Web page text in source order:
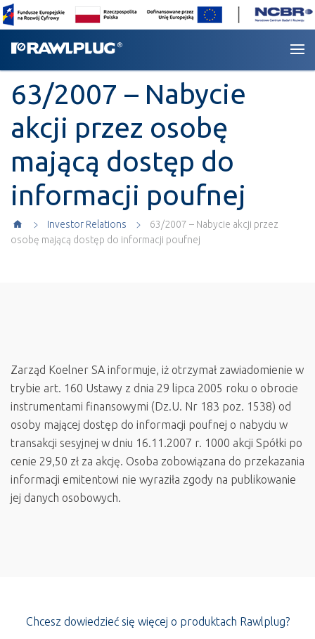
63/2007 – Nabycie
akcji przez osobę
mającą dostęp do
informacji poufnej
Investor Relations
63/2007 – Nabycie akcji przez
osobę mającą dostęp do informacji poufnej
Zarząd Koelner SA informuje, iż otrzymał zawiadomienie w
trybie art. 160 Ustawy z dnia 29 lipca 2005 roku o obrocie
instrumentami finansowymi (Dz.U. Nr 183 poz. 1538) od
osoby mającej dostęp do informacji poufnej o nabyciu w
transakcji sesyjnej w dniu 16.11.2007 r. 1000 akcji Spółki po
cenie 29,50 zł za akcję. Osoba zobowiązana do przekazania
informacji emitentowi nie wyraziła zgody na publikowanie
jej danych osobowych.
Chcesz dowiedzieć się więcej o produktach Rawlplug?